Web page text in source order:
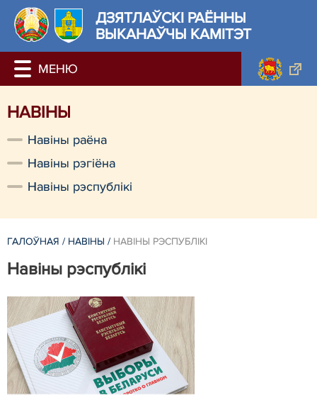
ДЗЯТЛАЎСКІ РАЁННЫ
ВЫКАНАЎЧЫ КАМІТЭТ
НАВIНЫ
Навiны раёна
Навiны рэгiёна
Навiны рэспублiкi
ГАЛОЎНАЯ / НАВIНЫ / НАВIНЫ РЭСПУБЛIКI
Навiны рэспублiкi